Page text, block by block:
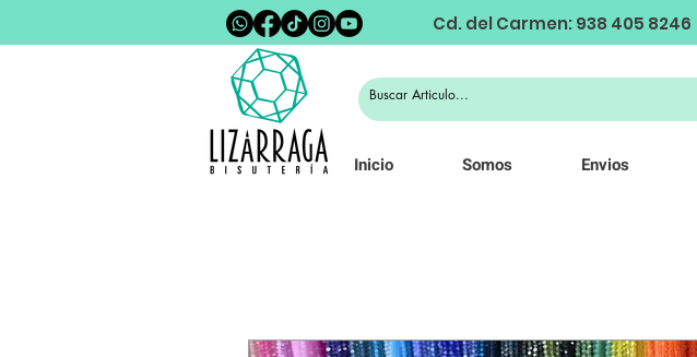
Cd. del Carmen: 938 405 8246
Inicio Somos Envios